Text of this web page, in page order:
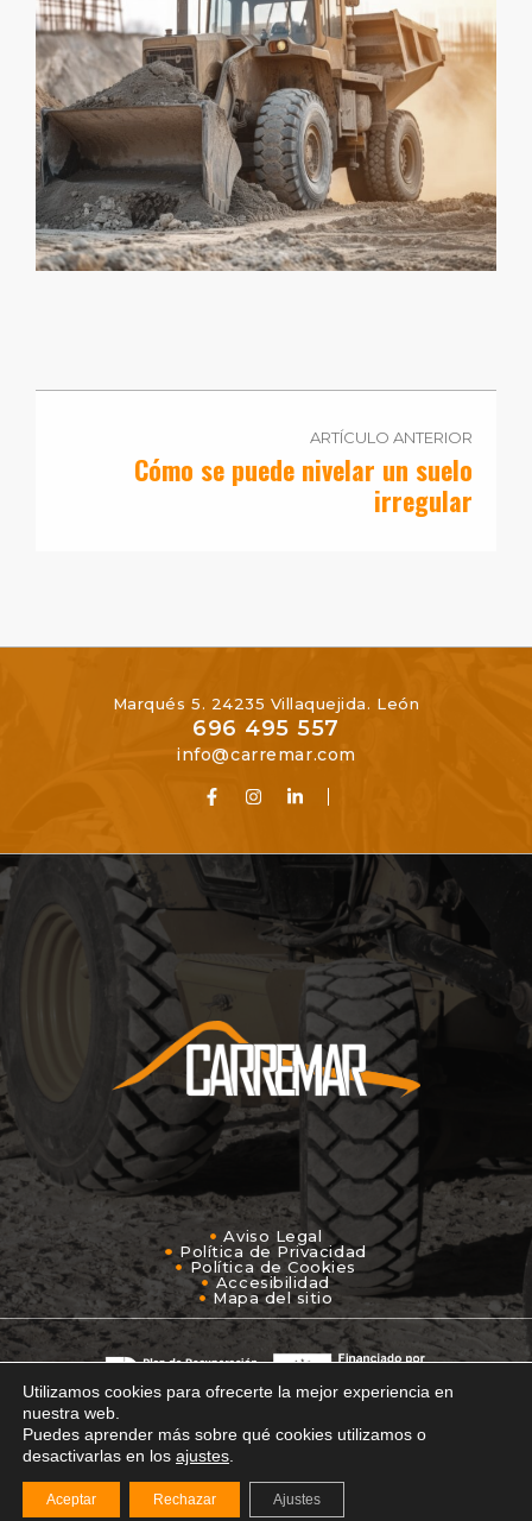
ARTÍCULO ANTERIOR
Cómo se puede nivelar un suelo
irregular
Marqués 5. 24235 Villaquejida. León
696 495 557
info@carremar.com
Aviso Legal
Política de Privacidad
Política de Cookies
Accesibilidad
Mapa del sitio
© 2026 Carremar Excavaciones • Diseño y Desarrollo
WebPlanB Estudio de Diseño y Comunicación
Creativa.
Utilizamos cookies para ofrecerte la mejor experiencia en
nuestra web.
Puedes aprender más sobre qué cookies utilizamos o
desactivarlas en los ajustes
Aceptar Rechazar Ajustes